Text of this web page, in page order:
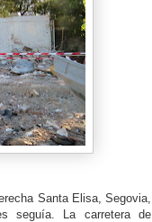
Santa Elisa, Segovia,
seguía. La carretera de